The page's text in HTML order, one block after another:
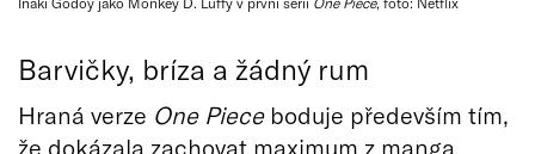
Barvičky, bríza a žádný rum
Hraná verze One Pieceboduje především tím,
že dokázala zachovat maximum z manga